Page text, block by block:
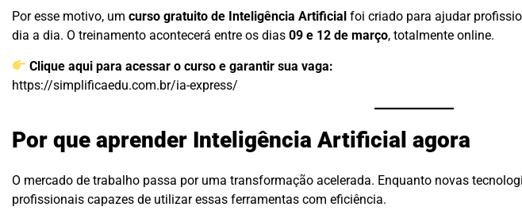
Por esse motivo, um curso gratuito de Inteligência Artificial foi criado para ajudar
dia a dia. O treinamento acontecerá entre os dias 09 e 12 de março, totalmente online.
Clique aqui para acessar o curso e garantir sua vaga:
https://simplificaedu.com.br/ia-express/
Por que aprender Inteligência Artificial agora
O mercado de trabalho passa por uma transformação acelerada. Enquanto novas
profissionais capazes de utilizar essas ferramentas com eficiência.